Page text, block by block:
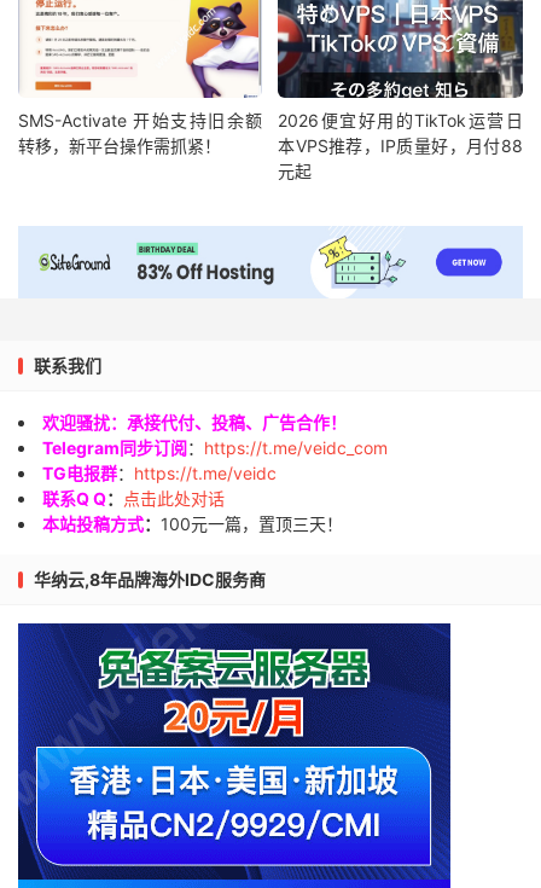
SMS-Activate 开始支持旧余额
转移，新平台操作需抓紧！
2026便宜好用的TikTok运营日
本VPS推荐，IP质量好，月付88
元起
联系我们
欢迎骚扰：承接代付、投稿、广告合作！
Telegram同步订阅 ： https://t.me/veidc_com
TG电报群： https://t.me/veidc
联系Q Q： 点击此处对话
本站投稿方式： 100元一篇，置顶三天！
华纳云,8年品牌海外IDC服务商